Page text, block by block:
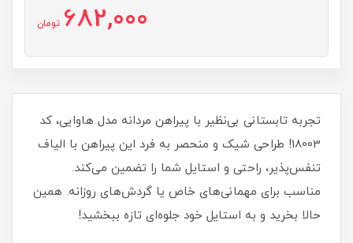
682,000 تومان
تجربه تابستانی بی‌نظیر با پیراهن مردانه مدل هاوایی، کد
18003! طراحی شیک و منحصر به فرد این پیراهن با الیاف
تنفس‌پذیر، راحتی و استایل شما را تضمین می‌کند.
مناسب برای مهمانی‌های خاص یا گردش‌های روزانه. همین
حالا بخرید و به استایل خود جلوه‌ای تازه ببخشید!